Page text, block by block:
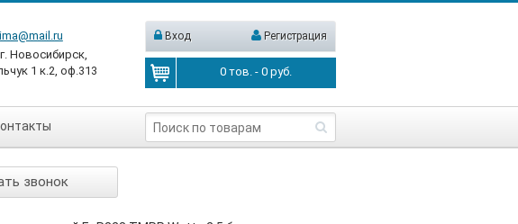
Новосибирск,
1 к.2, оф.313
Вход Регистрация
0 тов. -0 руб.
звонок